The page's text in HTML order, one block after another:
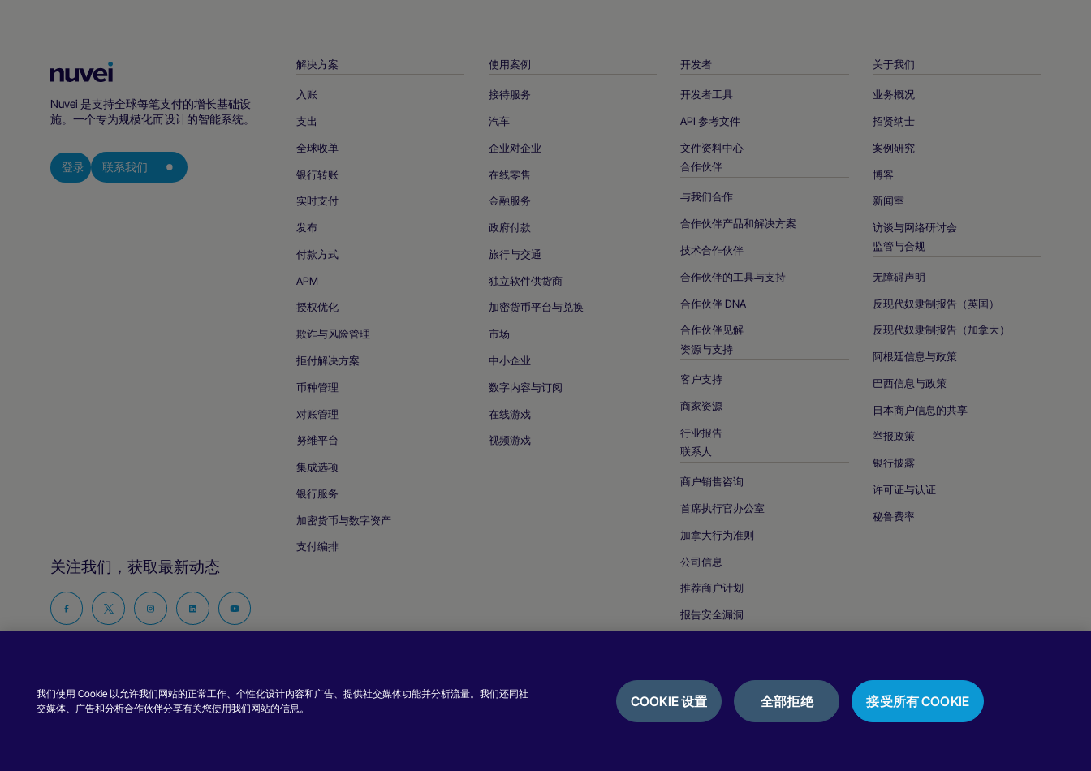
Nuvei
页
Nuvei 是支持全球每笔支付的增长基础设
施。一个专为规模化而设计的智能系统。
登录 联系我们
关注我们，获取最新动态
在
注
我
在
注
我
在
注
我
在
注
我
注
我
解决方案
入账
支出
全球收单
银行转账
实时支付
发布
付款方式
APM
授权优化
欺诈与风险管理
拒付解决方案
币种管理
对账管理
努维平台
集成选项
银行服务
加密货币与数字资产
支付编排
使用案例
接待服务
汽车
企业对企业
在线零售
金融服务
政府付款
旅行与交通
独立软件供货商
加密货币平台与兑换
市场
中小企业
数字内容与订阅
在线游戏
视频游戏
开发者
开发者工具
API 参考文件
文件资料中心
合作伙伴
与我们合作
合作伙伴产品和解决方案
技术合作伙伴
合作伙伴的工具与支持
合作伙伴 DNA
合作伙伴见解
资源与支持
客户支持
商家资源
行业报告
联系人
商户销售咨询
首席执行官办公室
加拿大行为准则
公司信息
推荐商户计划
报告安全漏洞
关于我们
业务概况
招贤纳士
案例研究
博客
新闻室
访谈与网络研讨会
监管与合规
无障碍声明
反现代奴隶制报告（英国）
反现代奴隶制报告（加拿大）
阿根廷信息与政策
巴西信息与政策
日本商户信息的共享
举报政策
银行披露
许可证与认证
秘鲁费率
版权所有 © Nuvei – 保留所有权利2026。 隐私声明 Cookie 政策 使用条款
我们使用 Cookie 以允许我们网站的正常工作、个性化设计内容和广告、提供社交媒体功能并分析流量。我们还同社
交媒体、广告和分析合作伙伴分享有关您使用我们网站的信息。
COOKIE 设置 全部拒绝 接受所有 COOKIE